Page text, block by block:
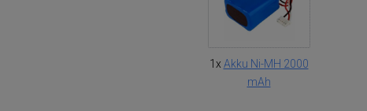
1x Akku Ni-MH 2000
mAh